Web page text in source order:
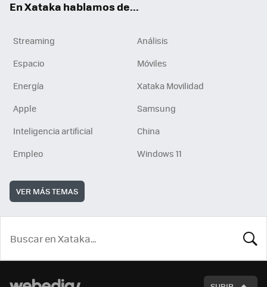
En Xataka hablamos de...
Streaming
Análisis
Espacio
Móviles
Energía
Xataka Movilidad
Apple
Samsung
Inteligencia artificial
China
Empleo
Windows 11
VER MÁS TEMAS